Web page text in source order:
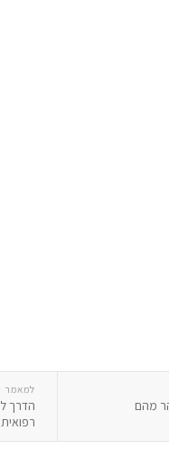
למאמר
הדרך
רפואית